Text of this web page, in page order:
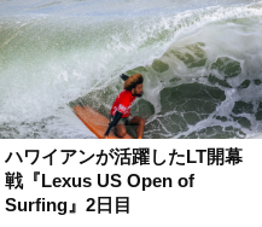
ハワイアンが活躍したLT開幕
戦『Lexus US Open of
Surfing』2日目